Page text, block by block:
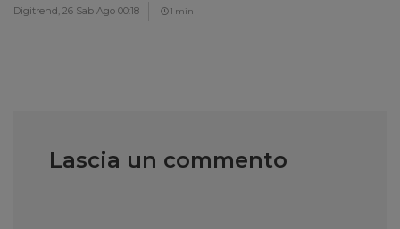
Digitrend, 26 Sab Ago 00:18 1 min
Lascia un commento